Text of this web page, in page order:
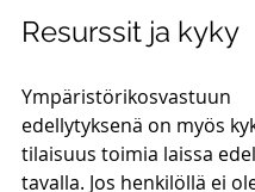
Resurssit ja kyky
Ympäristörikosvastuun
edellytyksenä on myös
tilaisuus toimia laissa
tavalla. Jos henkilöllä ei